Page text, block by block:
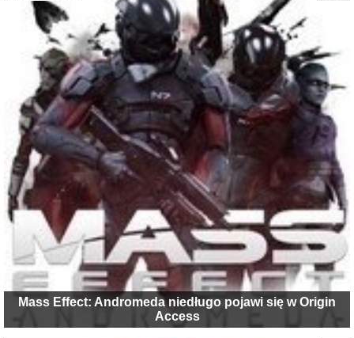
Mass Effect: Andromeda niedługo pojawi się w Origin
Access